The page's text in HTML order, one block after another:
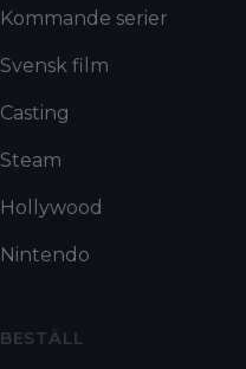
Kommande serier
Svensk film
Casting
Steam
Hollywood
Nintendo
BESTÄLL